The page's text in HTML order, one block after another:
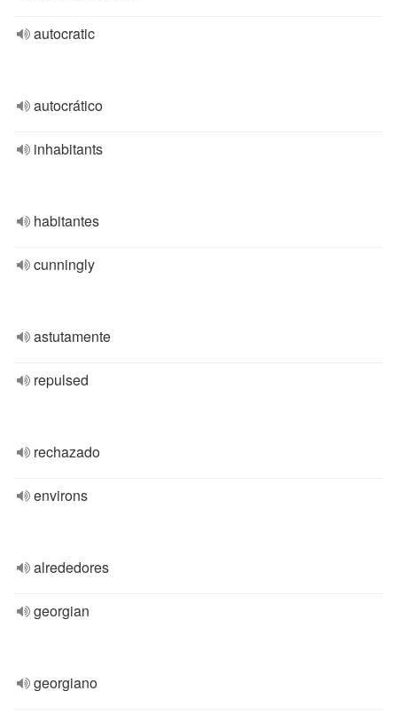
autocratic
autocrático
inhabitants
habitantes
cunningly
astutamente
repulsed
rechazado
environs
alrededores
georgian
georgiano